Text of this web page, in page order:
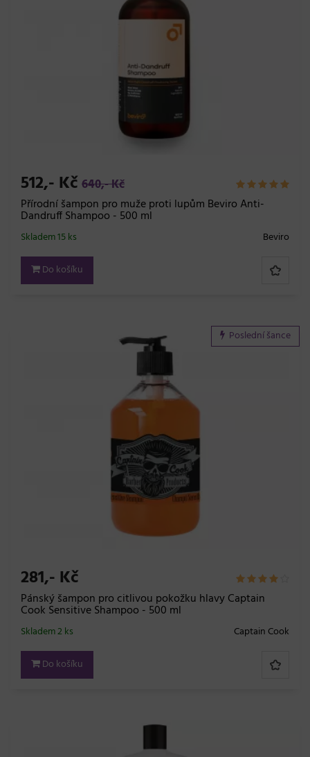
512,- Kč 640,- Kč
Přírodní šampon pro muže proti lupům Beviro Anti-
Dandruff Shampoo - 500 ml
Beviro
Skladem 15 ks
Do košíku
Poslední šance
281,- Kč
Pánský šampon pro citlivou pokožku hlavy Captain
Cook Sensitive Shampoo - 500 ml
Captain Cook
Skladem 2 ks
Do košíku